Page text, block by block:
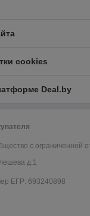
cookies
Deal.by
с ограниченной
д.1
ЕГР: 693240898